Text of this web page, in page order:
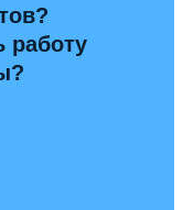
работу